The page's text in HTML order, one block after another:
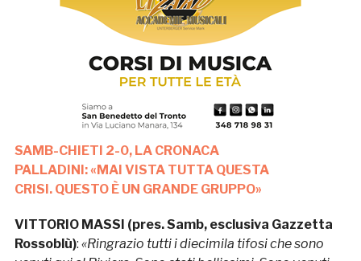
SAMB-CHIETI 2-0, LA CRONACA
PALLADINI: «MAI VISTA TUTTA QUESTA
CRISI. QUESTO È UN GRANDE GRUPPO»
VITTORIO MASSI (pres. Samb, esclusiva Gazzetta
Rossoblù): «Ringrazio tutti i diecimila tifosi che sono